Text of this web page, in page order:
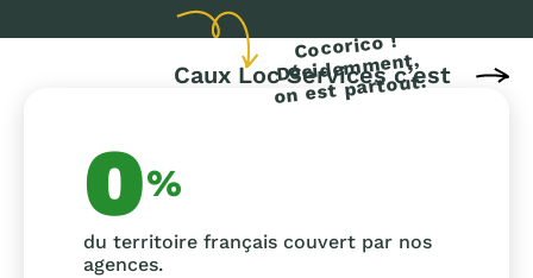
Caux Loc Services c’est
du territoire français couvert par nos
agences.
0%